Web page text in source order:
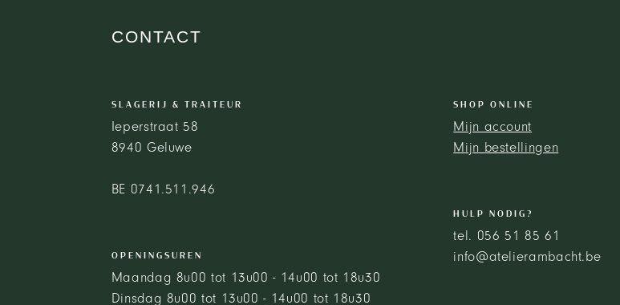
CONTACT
SLAGERIJ & TRAITEUR
Ieperstraat 58
8940 Geluwe
BE 0741.511.946
OPENINGSUREN
Maandag 8u00 tot 13u00 - 14u00 tot 18u30
Dinsdag 8u00 tot 13u00 - 14u00 tot 18u30
SHOP ONLINE
Mijn account
Mijn bestellingen
HULP NODIG?
tel. 056 51 85 61
info@atelierambacht.be